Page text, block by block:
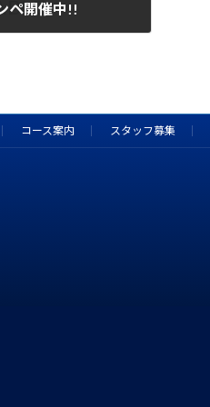
ペ開催中!!
コース案内 スタッフ募集